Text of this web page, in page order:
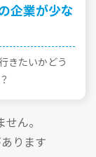
企業が少な
きたいかどう
ん。
ります